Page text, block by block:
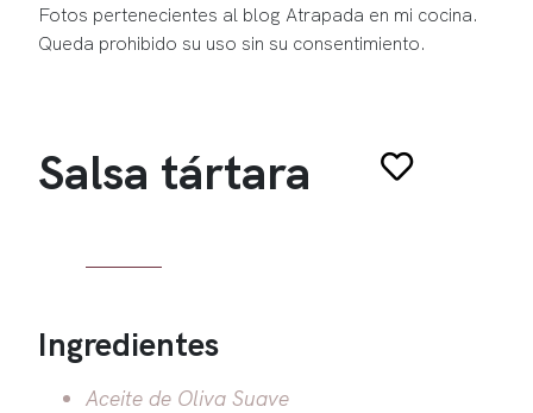
Fotos pertenecientes al blog Atrapada en mi cocina.
Queda prohibido su uso sin su consentimiento.
Salsa tártara
Ingredientes
Aceite de Oliva Suave